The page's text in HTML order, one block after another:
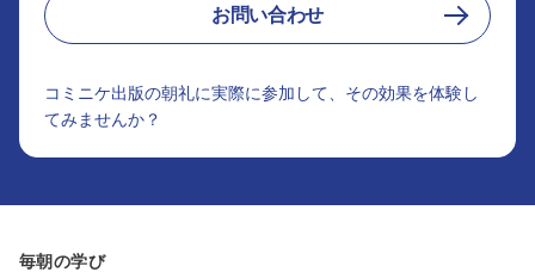
お問い合わせ
コミニケ出版の朝礼に実際に参加して、その効果を体験し
てみませんか？
毎朝の学び